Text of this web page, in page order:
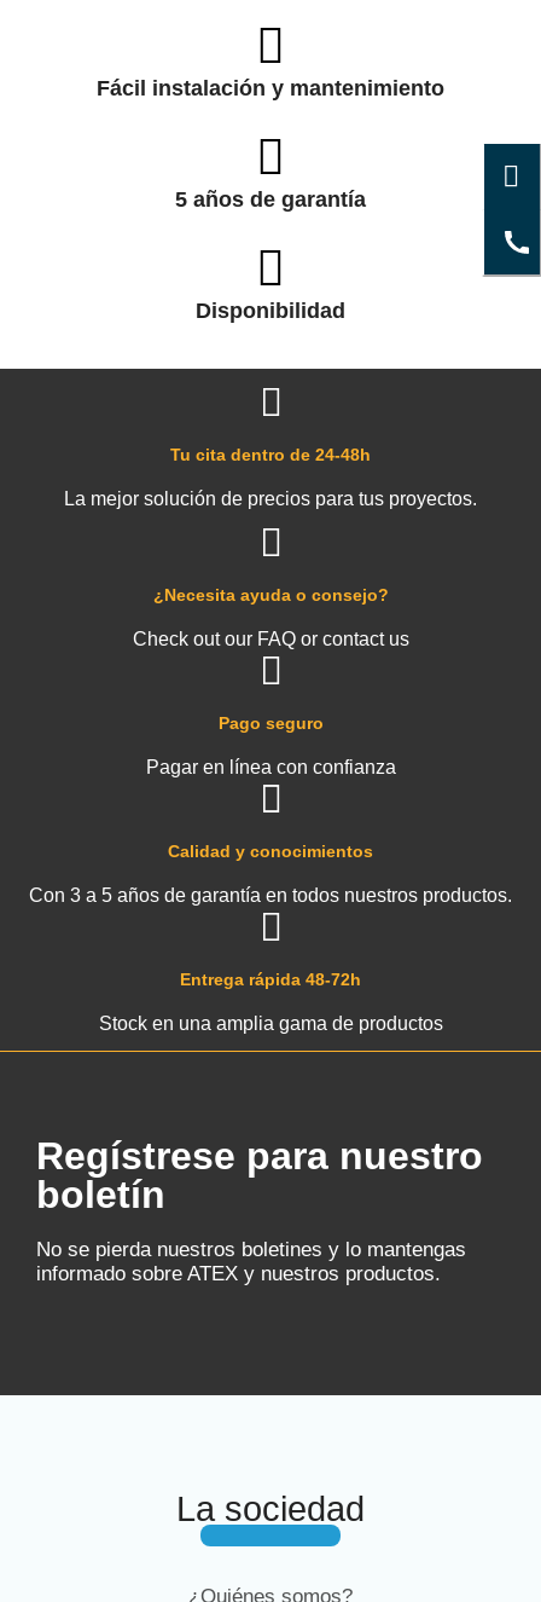
Fácil instalación y mantenimiento
5 años de garantía
Disponibilidad
Entrega rápida 48-72h
Stock en una amplia gama de productos
Calidad y conocimientos
Con 3 a 5 años de garantía en todos nuestros productos.
Pago seguro
Pagar en línea con confianza
¿Necesita ayuda o consejo?
Check out our FAQ or contact us
Tu cita dentro de 24-48h
La mejor solución de precios para tus proyectos.
Regístrese para nuestro
boletín
No se pierda nuestros boletines y lo mantengas
informado sobre ATEX y nuestros productos.
La sociedad
¿Quiénes somos?